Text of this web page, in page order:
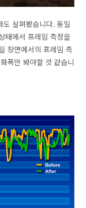
살펴봤습니다. 동일
태에서 프레임 측정을
장면에서의 프레임 측
폭만 봐야할 것 같습니